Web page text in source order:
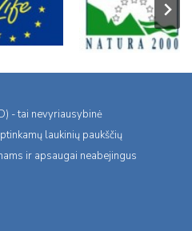
- tai nevyriausybinė
laukinių paukščių
ir apsaugai neabejingus